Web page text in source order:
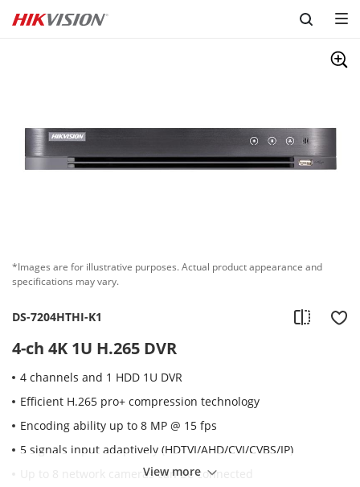
Skip to content
*Images are for illustrative purposes. Actual product appearance and
specifications may vary.
DS-7204HTHI-K1
4-ch 4K 1U H.265 DVR
4 channels and 1 HDD 1U DVR
Efficient H.265 pro+ compression technology
Encoding ability up to 8 MP @ 15 fps
5 signals input adaptively (HDTVI/AHD/CVI/CVBS/IP)
Up to 8 network cameras can be connected
View more